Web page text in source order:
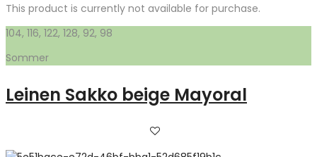
This product is currently not available for purchase.
104, 116, 122, 128, 92, 98
Sommer
Leinen Sakko beige Mayoral